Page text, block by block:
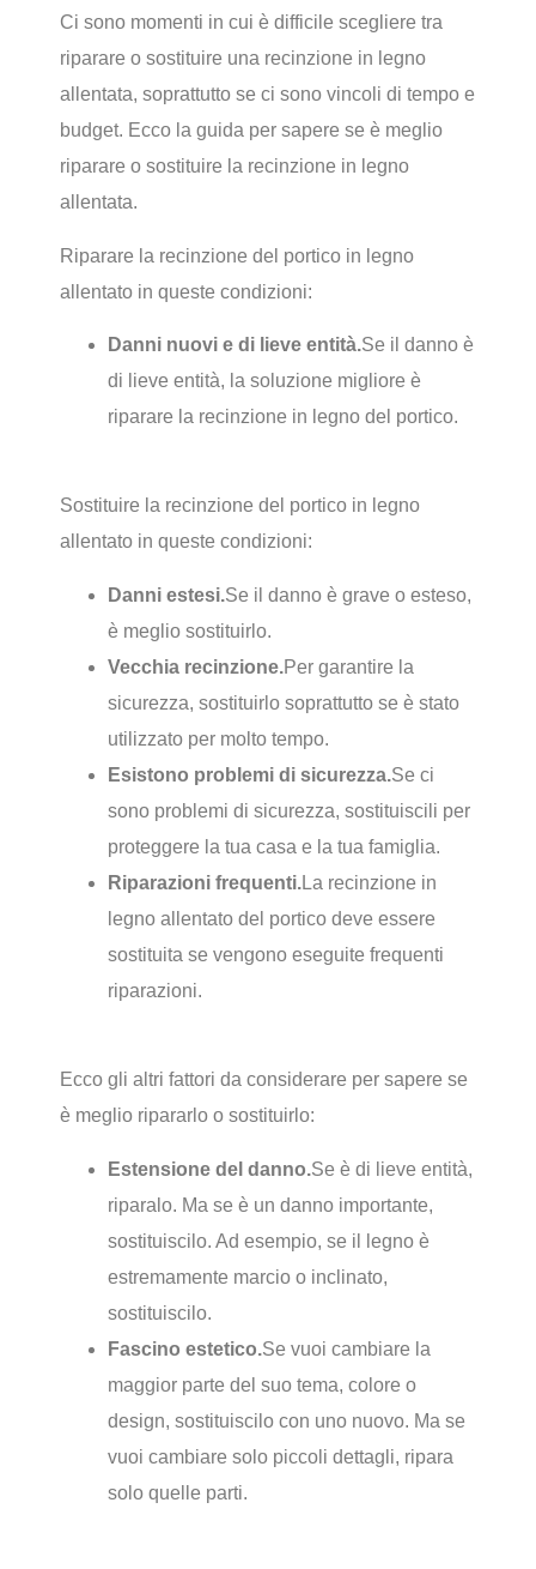
Ci sono momenti in cui è difficile scegliere tra
riparare o sostituire una recinzione in legno
allentata, soprattutto se ci sono vincoli di tempo e
budget. Ecco la guida per sapere se è meglio
riparare o sostituire la recinzione in legno
allentata.
Riparare la recinzione del portico in legno
allentato in queste condizioni:
Danni nuovi e di lieve entità.Se il danno è
di lieve entità, la soluzione migliore è
riparare la recinzione in legno del portico.
Sostituire la recinzione del portico in legno
allentato in queste condizioni:
Danni estesi.Se il danno è grave o esteso,
è meglio sostituirlo.
Vecchia recinzione.Per garantire la
sicurezza, sostituirlo soprattutto se è stato
utilizzato per molto tempo.
Esistono problemi di sicurezza.Se ci
sono problemi di sicurezza, sostituiscili per
proteggere la tua casa e la tua famiglia.
Riparazioni frequenti.La recinzione in
legno allentato del portico deve essere
sostituita se vengono eseguite frequenti
riparazioni.
Ecco gli altri fattori da considerare per sapere se
è meglio ripararlo o sostituirlo:
Estensione del danno.Se è di lieve entità,
riparalo. Ma se è un danno importante,
sostituiscilo. Ad esempio, se il legno è
estremamente marcio o inclinato,
sostituiscilo.
Fascino estetico.Se vuoi cambiare la
maggior parte del suo tema, colore o
design, sostituiscilo con uno nuovo. Ma se
vuoi cambiare solo piccoli dettagli, ripara
solo quelle parti.